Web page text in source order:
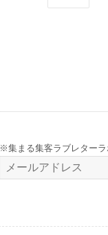
※集まる集客ラブレター